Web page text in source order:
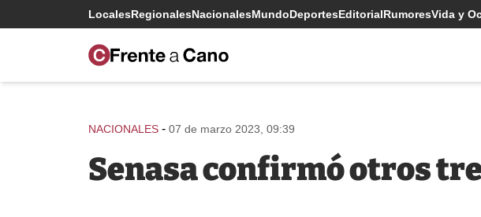
LocalesRegionalesNacionalesMundoDeportesEditorialRumoresVida y
NACIONALES - 07 de marzo 2023, 09:39
Senasa confirmó otros